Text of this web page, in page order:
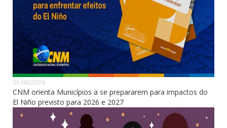
01/06/2026
CNM orienta Municípios a se prepararem para impactos do
El Niño previsto para 2026 e 2027